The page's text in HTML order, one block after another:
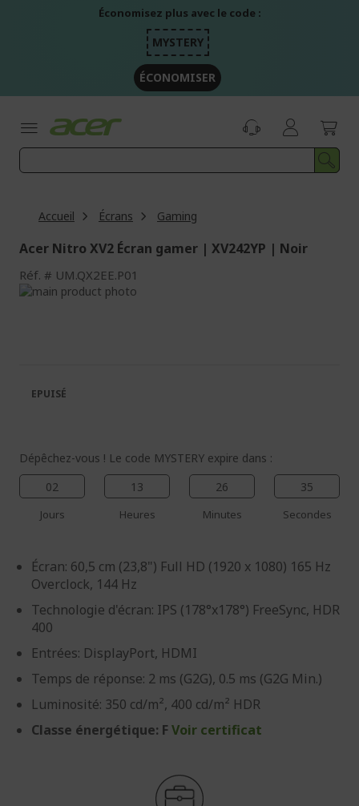
Économisez plus avec le code :
MYSTERY
ÉCONOMISER
Accueil Écrans Gaming
Acer Nitro XV2 Écran gamer | XV242YP | Noir
Réf. UM.QX2EE.P01
Passer
galerie
d’images
Galerie
d’images
Dépêchez-vous ! Le code MYSTERY expire dans :
02
Jours
13
Heures
26
Minutes
35
Secondes
Écran: 60,5 cm (23,8") Full HD (1920 x 1080) 165 Hz
Overclock, 144 Hz
Technologie d'écran: IPS (178°x178°) FreeSync, HDR
400
Entrées: DisplayPort, HDMI
Temps de réponse: 2 ms (G2G), 0.5 ms (G2G Min.)
Luminosité: 350 cd/m², 400 cd/m² HDR
Classe énergétique: F Voir certificat
EPUISÉ